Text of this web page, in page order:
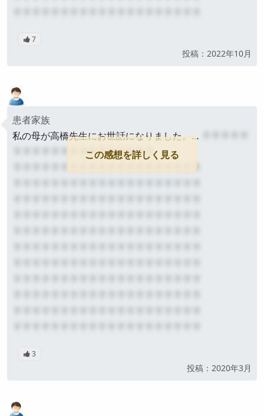
7
投稿：2022年10月
患者家族
私の母が高橋先生にお世話になりました。…
？？？？？？？？？？？？？？？
？？？？？？？？？？？？？？？？？？？？
3
投稿：2020年3月
この感想を詳しく見る